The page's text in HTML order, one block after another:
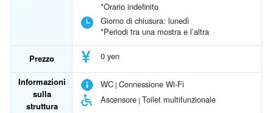
*Orario indefinito
Giorno di chiusura: lunedì
*Periodi tra una mostra e l’altra
Prezzo 0 yen
Informazioni
sulla
struttura
WC Connessione Wi-Fi
Ascensore Toilet multifunzionale